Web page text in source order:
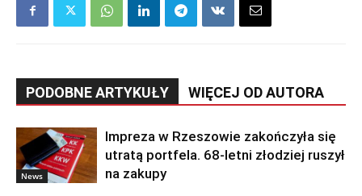
PODOBNE ARTYKUŁY WIĘCEJ OD AUTORA
News
Impreza w Rzeszowie zakończyła się
utratą portfela. 68-letni złodziej ruszył
na zakupy